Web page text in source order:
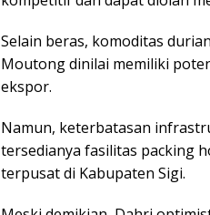
Selain beras, komoditas
Moutong dinilai memiliki
ekspor.
Namun, keterbatasan
tersedianya fasilitas packing
terpusat di Kabupaten Sigi.